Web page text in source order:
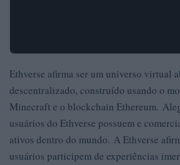
Ethverse afirma ser um universo virtual
descentralizado, construído usando o
Minecraft e o blockchain Ethereum.
usuários do Ethverse possuem e
ativos dentro do mundo. A Ethverse
usuários participem de experiências